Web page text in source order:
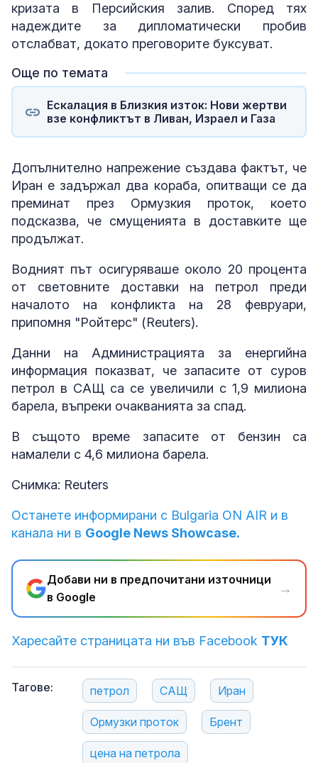
кризата в Персийския залив. Според тях
надеждите за дипломатически пробив
отслабват, докато преговорите буксуват.
Още по темата
Ескалация в Близкия изток: Нови жертви
взе конфликтът в Ливан, Израел и Газа
Допълнително напрежение създава фактът, че
Иран е задържал два кораба, опитващи се да
преминат през Ормузкия проток, което
подсказва, че смущенията в доставките ще
продължат.
Водният път осигуряваше около 20 процента
от световните доставки на петрол преди
началото на конфликта на 28 февруари,
припомня "Ройтерс" (Reuters).
Данни на Администрацията за енергийна
информация показват, че запасите от суров
петрол в САЩ са се увеличили с 1,9 милиона
барела, въпреки очакванията за спад.
В същото време запасите от бензин са
намалели с 4,6 милиона барела.
Снимка: Reuters
Останете информирани с Bulgaria ON AIR и в
канала ни в Google News Showcase.
Добави ни в предпочитани източници
в Google
→
Харесайте страницата ни във Facebook ТУК
Тагове: петрол САЩ Иран
Ормузки проток Брент
цена на петрола